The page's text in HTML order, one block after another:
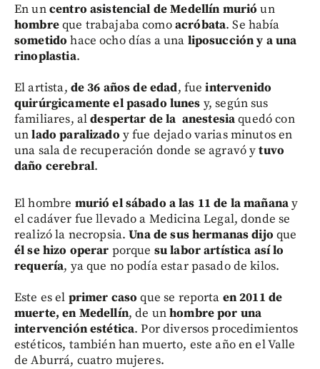
En uncentro asistencial de Medellín murió un
hombreque trabajaba comoacróbata. Se había
sometido hace ocho días a una liposucción y a una
rinoplastia.
El artista, de 36 años de edad, fue intervenido
quirúrgicamente el pasado lunes y, según sus
familiares, aldespertar de la anestesiaquedó con
unlado paralizado y fue dejado varias minutos en
una sala de recuperación donde se agravó ytuvo
daño cerebral.
El hombre murió el sábado a las 11 de la mañanay
el cadáver fue llevado a Medicina Legal, donde se
realizó la necropsia.Una de sus hermanas dijo que
él se hizo operar porque su labor artística así lo
requería, ya que no podía estar pasado de kilos.
Este es el primer caso que se reporta en 2011 de
muerte, en Medellín, de unhombre por una
intervención estética. Por diversos procedimientos
estéticos, también han muerto, este año en el Valle
de Aburrá, cuatro mujeres.